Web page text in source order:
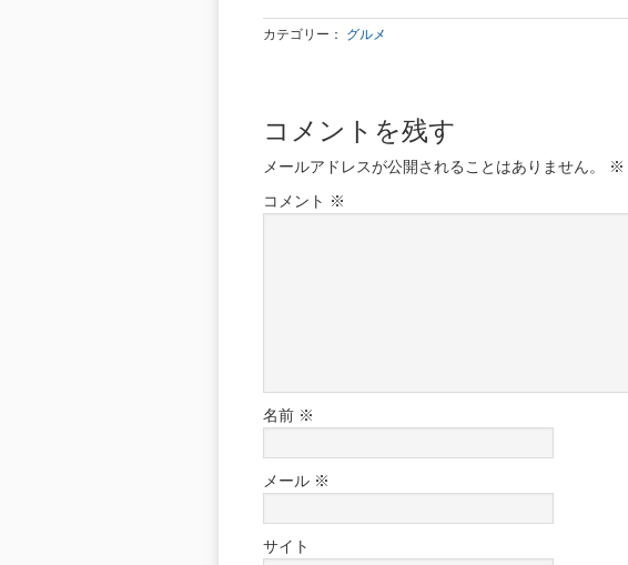
カテゴリー： グルメ
コメントを残す
メールアドレスが公開されることはありません。 ※
コメント ※
名前 ※
メール ※
サイト